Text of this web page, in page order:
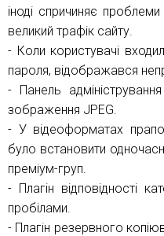
іноді спричиняє
великий трафік сайту.
- Коли користувачі
пароля, відображався
- Панель
зображення JPEG.
- У відеоформатах
було встановити
преміум-груп.
- Плагін відповідності
пробілами.
- Плагін резервного